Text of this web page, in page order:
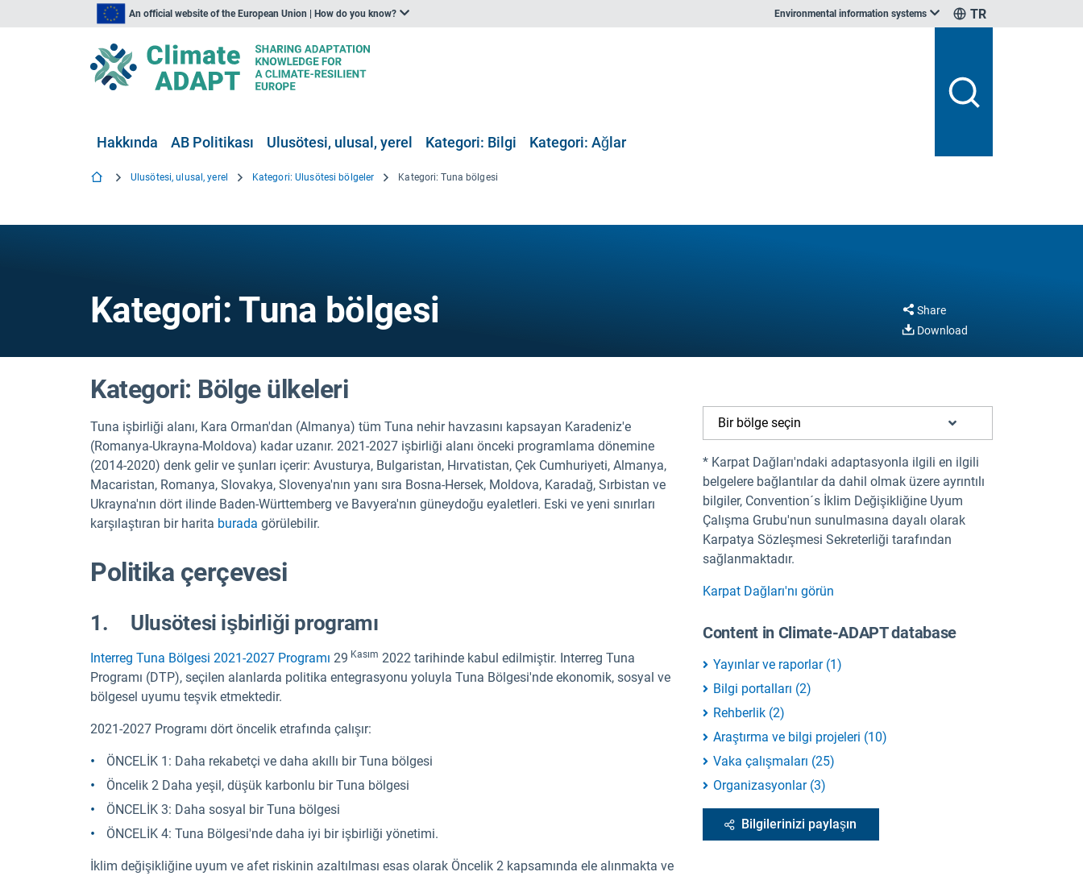
An official website of the European Union | How do you know? Environmental information systems TR
Hakkında AB Politikası Ulusötesi, ulusal, yerel Kategori: Bilgi Kategori: Ağlar
Ulusötesi, ulusal, yerel Kategori: Ulusötesi bölgeler Kategori: Tuna bölgesi
Kategori: Tuna bölgesi
Share
Download
Kategori: Bölge ülkeleri
Tuna işbirliği alanı, Kara Orman'dan (Almanya) tüm Tuna nehir havzasını kapsayan Karadeniz'e
(Romanya-Ukrayna-Moldova) kadar uzanır. 2021-2027 işbirliği alanı önceki programlama dönemine
(2014-2020) denk gelir ve şunları içerir: Avusturya, Bulgaristan, Hırvatistan, Çek Cumhuriyeti, Almanya,
Macaristan, Romanya, Slovakya, Slovenya'nın yanı sıra Bosna-Hersek, Moldova, Karadağ, Sırbistan ve
Ukrayna'nın dört ilinde Baden-Württemberg ve Bavyera'nın güneydoğu eyaletleri. Eski ve yeni sınırları
karşılaştıran bir harita burada görülebilir.
Politika çerçevesi
1. Ulusötesi işbirliği programı
Interreg Tuna Bölgesi 2021-2027 Programı 29 Kasım 2022 tarihinde kabul edilmiştir. Interreg Tuna
Programı (DTP), seçilen alanlarda politika entegrasyonu yoluyla Tuna Bölgesi'nde ekonomik, sosyal ve
bölgesel uyumu teşvik etmektedir.
2021-2027 Programı dört öncelik etrafında çalışır:
ÖNCELİK 1: Daha rekabetçi ve daha akıllı bir Tuna bölgesi
Öncelik 2 Daha yeşil, düşük karbonlu bir Tuna bölgesi
ÖNCELİK 3: Daha sosyal bir Tuna bölgesi
ÖNCELİK 4: Tuna Bölgesi'nde daha iyi bir işbirliği yönetimi.
İklim değişikliğine uyum ve afet riskinin azaltılması esas olarak Öncelik 2 kapsamında ele alınmakta ve
Bir bölge seçin
* Karpat Dağları'ndaki adaptasyonla ilgili en ilgili
belgelere bağlantılar da dahil olmak üzere ayrıntılı
bilgiler, Convention´s İklim Değişikliğine Uyum
Çalışma Grubu'nun sunulmasına dayalı olarak
Karpatya Sözleşmesi Sekreterliği tarafından
sağlanmaktadır.
Karpat Dağları'nı görün
Content in Climate-ADAPT database
Yayınlar ve raporlar (1 )
Bilgi portalları (2)
Rehberlik (2)
Araştırma ve bilgi projeleri (10)
Vaka çalışmaları (25)
Organizasyonlar (3)
Bilgilerinizi paylaşın